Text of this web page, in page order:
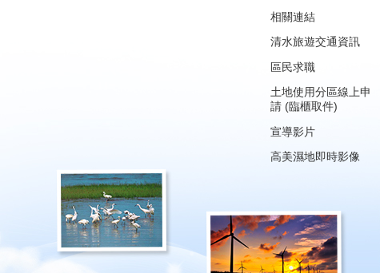
相關連結
清水旅遊交通資訊
區民求職
土地使用分區線上申
請 (臨櫃取件)
宣導影片
高美濕地即時影像